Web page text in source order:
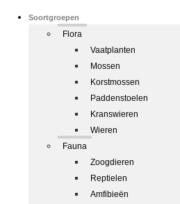
Soortgroepen
Flora
Vaatplanten
Mossen
Korstmossen
Paddenstoelen
Kranswieren
Wieren
Fauna
Zoogdieren
Reptielen
Amfibieën